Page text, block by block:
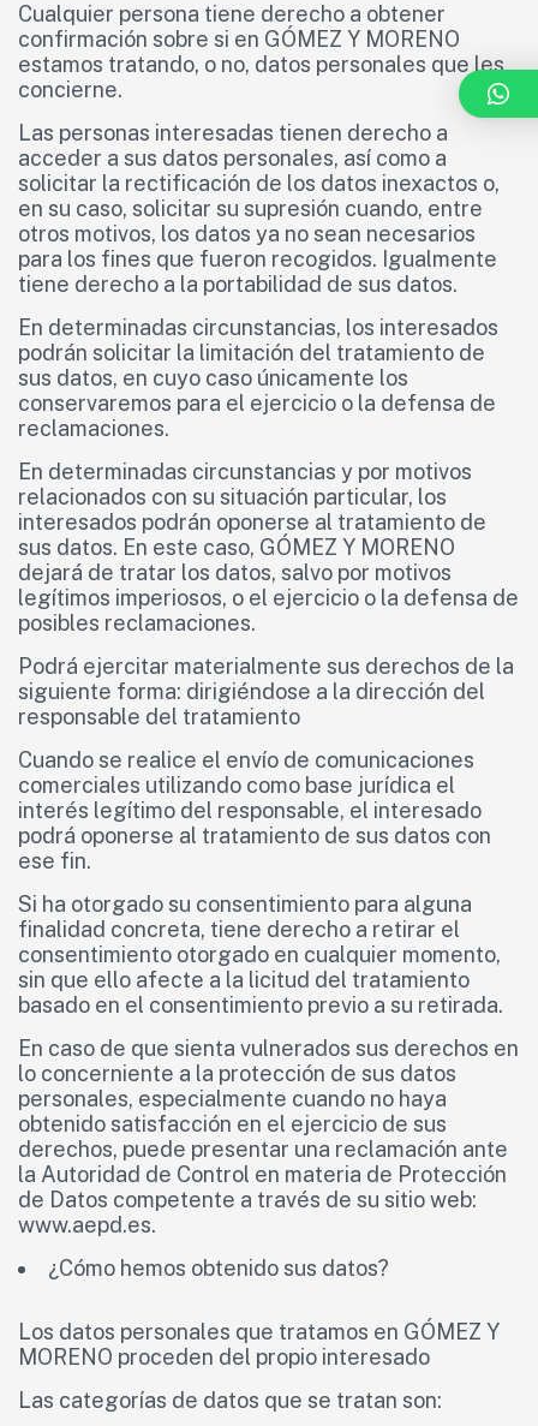
Cualquier persona tiene derecho a obtener
confirmación sobre si en GÓMEZ Y MORENO
estamos tratando, o no, datos personales que les
concierne.
Las personas interesadas tienen derecho a
acceder a sus datos personales, así como a
solicitar la rectificación de los datos inexactos o,
en su caso, solicitar su supresión cuando, entre
otros motivos, los datos ya no sean necesarios
para los fines que fueron recogidos. Igualmente
tiene derecho a la portabilidad de sus datos.
En determinadas circunstancias, los interesados
podrán solicitar la limitación del tratamiento de
sus datos, en cuyo caso únicamente los
conservaremos para el ejercicio o la defensa de
reclamaciones.
En determinadas circunstancias y por motivos
relacionados con su situación particular, los
interesados podrán oponerse al tratamiento de
sus datos. En este caso, GÓMEZ Y MORENO
dejará de tratar los datos, salvo por motivos
legítimos imperiosos, o el ejercicio o la defensa de
posibles reclamaciones.
Podrá ejercitar materialmente sus derechos de la
siguiente forma: dirigiéndose a la dirección del
responsable del tratamiento
Cuando se realice el envío de comunicaciones
comerciales utilizando como base jurídica el
interés legítimo del responsable, el interesado
podrá oponerse al tratamiento de sus datos con
ese fin.
Si ha otorgado su consentimiento para alguna
finalidad concreta, tiene derecho a retirar el
consentimiento otorgado en cualquier momento,
sin que ello afecte a la licitud del tratamiento
basado en el consentimiento previo a su retirada.
En caso de que sienta vulnerados sus derechos en
lo concerniente a la protección de sus datos
personales, especialmente cuando no haya
obtenido satisfacción en el ejercicio de sus
derechos, puede presentar una reclamación ante
la Autoridad de Control en materia de Protección
de Datos competente a través de su sitio web:
www.aepd.es.
¿Cómo hemos obtenido sus datos?
Los datos personales que tratamos en GÓMEZ Y
MORENO proceden del propio interesado
Las categorías de datos que se tratan son: